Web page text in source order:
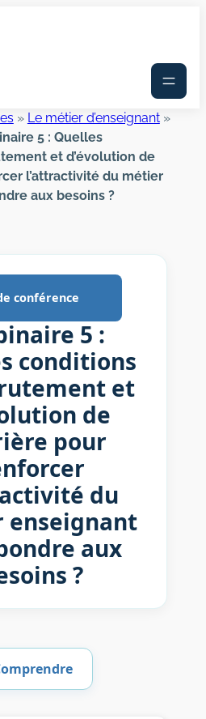
» Le métier d’enseignant»
5 : Quelles
et d’évolution de
l’attractivité du métier
aux besoins ?
conférence
5 :
conditions
et
de
pour
du
enseignant
aux
?